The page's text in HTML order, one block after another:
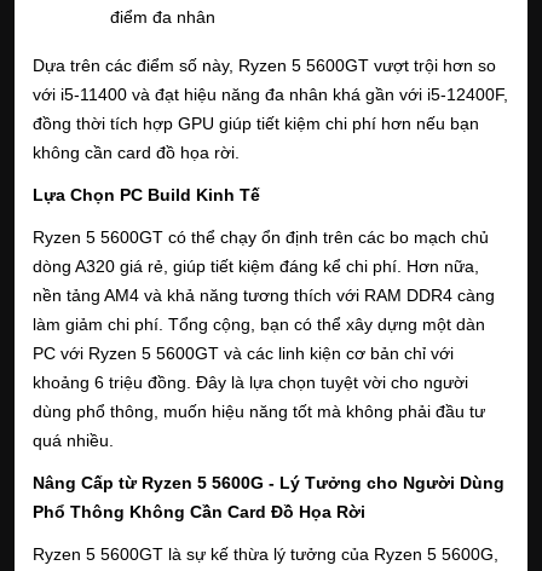
điểm đa nhân
Dựa trên các điểm số này, Ryzen 5 5600GT vượt trội hơn so
với i5-11400 và đạt hiệu năng đa nhân khá gần với i5-12400F,
đồng thời tích hợp GPU giúp tiết kiệm chi phí hơn nếu bạn
không cần card đồ họa rời.
Lựa Chọn PC Build Kinh Tế
Ryzen 5 5600GT có thể chạy ổn định trên các bo mạch chủ
dòng A320 giá rẻ, giúp tiết kiệm đáng kể chi phí. Hơn nữa,
nền tảng AM4 và khả năng tương thích với RAM DDR4 càng
làm giảm chi phí. Tổng cộng, bạn có thể xây dựng một dàn
PC với Ryzen 5 5600GT và các linh kiện cơ bản chỉ với
khoảng 6 triệu đồng. Đây là lựa chọn tuyệt vời cho người
dùng phổ thông, muốn hiệu năng tốt mà không phải đầu tư
quá nhiều.
Nâng Cấp từ Ryzen 5 5600G - Lý Tưởng cho Người Dùng
Phổ Thông Không Cần Card Đồ Họa Rời
Ryzen 5 5600GT là sự kế thừa lý tưởng của Ryzen 5 5600G,